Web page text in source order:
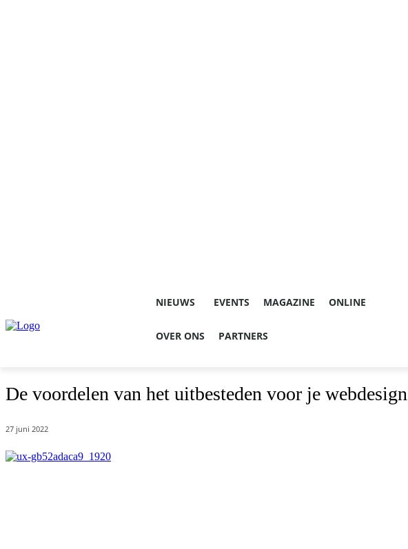
NIEUWS EVENTS MAGAZINE ONLINE
OVER ONS PARTNERS
De voordelen van het uitbesteden voor je webdesign
27 juni 2022